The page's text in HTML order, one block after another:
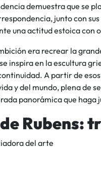
demuestra que se
junto con
una actitud estoica con
era recrear la
inspira en la escultura
A partir de
y del mundo, plena de
panorámica que
Rubens:
del arte